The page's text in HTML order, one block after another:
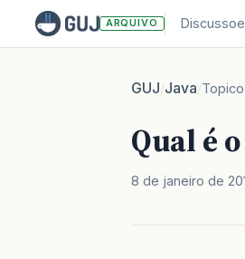
ARQUIVO
GUJ/Java/Topico
Qual é
8 de janeiro de